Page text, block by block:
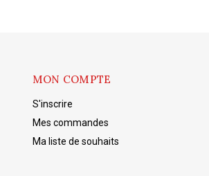
MON COMPTE
S'inscrire
Mes commandes
Ma liste de souhaits